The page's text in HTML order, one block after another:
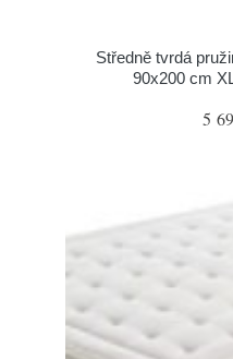
Středně tvrdá
90x200 cm
5